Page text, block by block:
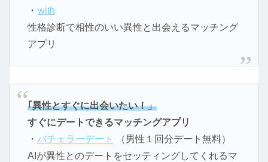
・ with
性格診断で相性のいい異性と出会えるマッチング
アプリ
｢異性とすぐに出会いたい！」
すぐにデートできるマッチングアプリ
・ バチェラーデート
（男性１回分デート無料）
AIが異性とのデートをセッティングしてくれるマ